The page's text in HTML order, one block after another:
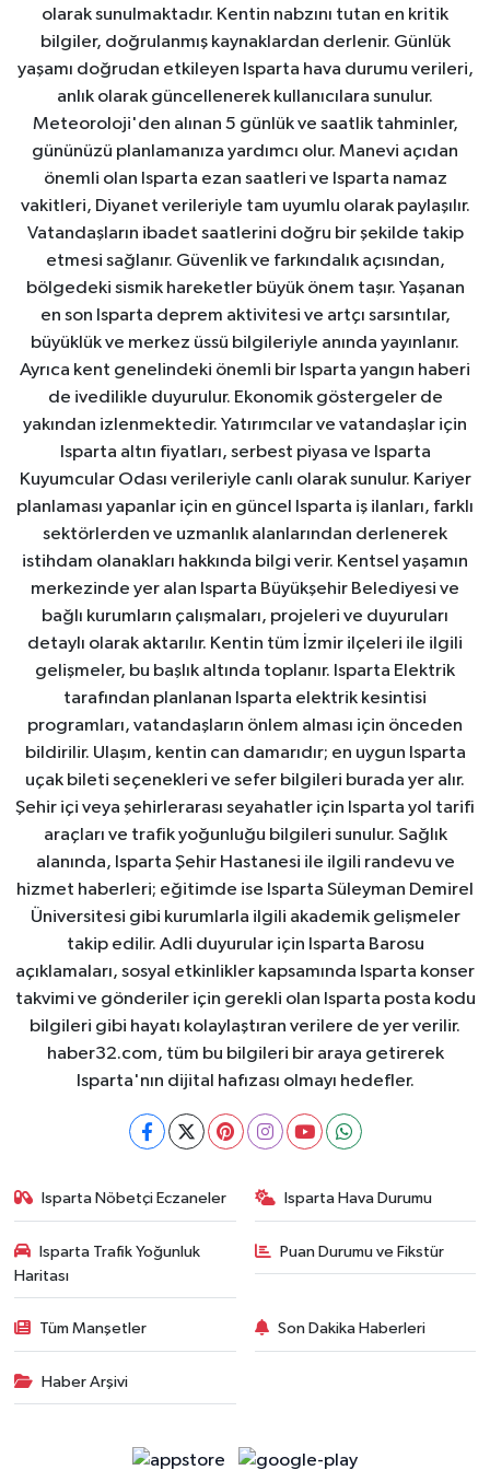
olarak sunulmaktadır. Kentin nabzını tutan en kritik
bilgiler, doğrulanmış kaynaklardan derlenir. Günlük
yaşamı doğrudan etkileyen Isparta hava durumu verileri,
anlık olarak güncellenerek kullanıcılara sunulur.
Meteoroloji'den alınan 5 günlük ve saatlik tahminler,
gününüzü planlamanıza yardımcı olur. Manevi açıdan
önemli olan Isparta ezan saatleri ve Isparta namaz
vakitleri, Diyanet verileriyle tam uyumlu olarak paylaşılır.
Vatandaşların ibadet saatlerini doğru bir şekilde takip
etmesi sağlanır. Güvenlik ve farkındalık açısından,
bölgedeki sismik hareketler büyük önem taşır. Yaşanan
en son Isparta deprem aktivitesi ve artçı sarsıntılar,
büyüklük ve merkez üssü bilgileriyle anında yayınlanır.
Ayrıca kent genelindeki önemli bir Isparta yangın haberi
de ivedilikle duyurulur. Ekonomik göstergeler de
yakından izlenmektedir. Yatırımcılar ve vatandaşlar için
Isparta altın fiyatları, serbest piyasa ve Isparta
Kuyumcular Odası verileriyle canlı olarak sunulur. Kariyer
planlaması yapanlar için en güncel Isparta iş ilanları, farklı
sektörlerden ve uzmanlık alanlarından derlenerek
istihdam olanakları hakkında bilgi verir. Kentsel yaşamın
merkezinde yer alan Isparta Büyükşehir Belediyesi ve
bağlı kurumların çalışmaları, projeleri ve duyuruları
detaylı olarak aktarılır. Kentin tüm İzmir ilçeleri ile ilgili
gelişmeler, bu başlık altında toplanır. Isparta Elektrik
tarafından planlanan Isparta elektrik kesintisi
programları, vatandaşların önlem alması için önceden
bildirilir. Ulaşım, kentin can damarıdır; en uygun Isparta
uçak bileti seçenekleri ve sefer bilgileri burada yer alır.
Şehir içi veya şehirlerarası seyahatler için Isparta yol tarifi
araçları ve trafik yoğunluğu bilgileri sunulur. Sağlık
alanında, Isparta Şehir Hastanesi ile ilgili randevu ve
hizmet haberleri; eğitimde ise Isparta Süleyman Demirel
Üniversitesi gibi kurumlarla ilgili akademik gelişmeler
takip edilir. Adli duyurular için Isparta Barosu
açıklamaları, sosyal etkinlikler kapsamında Isparta konser
takvimi ve gönderiler için gerekli olan Isparta posta kodu
bilgileri gibi hayatı kolaylaştıran verilere de yer verilir.
haber32.com, tüm bu bilgileri bir araya getirerek
Isparta'nın dijital hafızası olmayı hedefler.
Isparta Nöbetçi Eczaneler Isparta Hava Durumu
Isparta Trafik Yoğunluk
Haritası
Puan Durumu ve Fikstür
Tüm Manşetler Son Dakika Haberleri
Haber Arşivi